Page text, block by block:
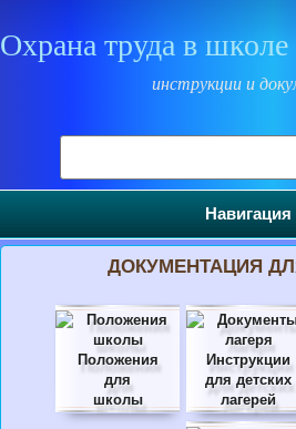
Охрана труда в
инструкции и
Навигация
ДОКУМЕНТАЦИЯ
Положения
для
школы
Инструкции
для детских
лагерей